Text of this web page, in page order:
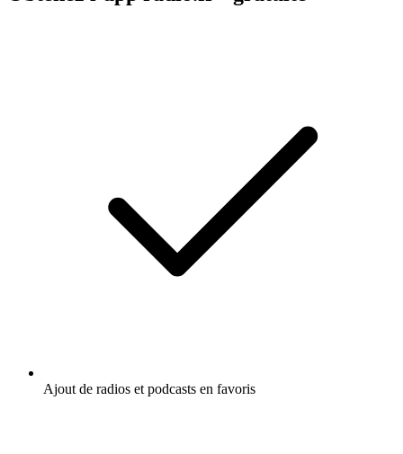
Ajout de radios et podcasts en favoris